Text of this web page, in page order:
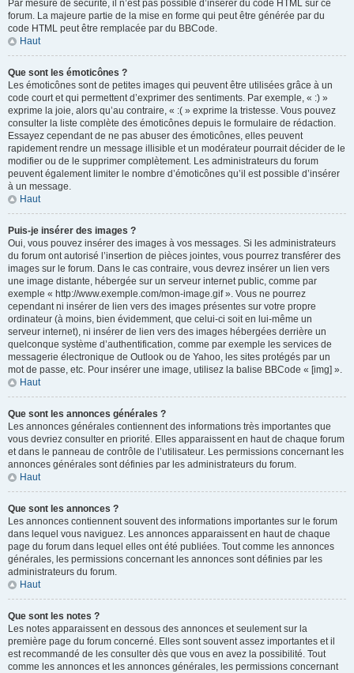
Par mesure de sécurité, il n’est pas possible d’insérer du code HTML sur ce
forum. La majeure partie de la mise en forme qui peut être générée par du
code HTML peut être remplacée par du BBCode.
Haut
Que sont les émoticônes ?
Les émoticônes sont de petites images qui peuvent être utilisées grâce à un
code court et qui permettent d’exprimer des sentiments. Par exemple, « :) »
exprime la joie, alors qu’au contraire, « :( » exprime la tristesse. Vous pouvez
consulter la liste complète des émoticônes depuis le formulaire de rédaction.
Essayez cependant de ne pas abuser des émoticônes, elles peuvent
rapidement rendre un message illisible et un modérateur pourrait décider de le
modifier ou de le supprimer complètement. Les administrateurs du forum
peuvent également limiter le nombre d’émoticônes qu’il est possible d’insérer
à un message.
Haut
Puis-je insérer des images ?
Oui, vous pouvez insérer des images à vos messages. Si les administrateurs
du forum ont autorisé l’insertion de pièces jointes, vous pourrez transférer des
images sur le forum. Dans le cas contraire, vous devrez insérer un lien vers
une image distante, hébergée sur un serveur internet public, comme par
exemple « http://www.exemple.com/mon-image.gif ». Vous ne pourrez
cependant ni insérer de lien vers des images présentes sur votre propre
ordinateur (à moins, bien évidemment, que celui-ci soit en lui-même un
serveur internet), ni insérer de lien vers des images hébergées derrière un
quelconque système d’authentification, comme par exemple les services de
messagerie électronique de Outlook ou de Yahoo, les sites protégés par un
mot de passe, etc. Pour insérer une image, utilisez la balise BBCode « [img] ».
Haut
Que sont les annonces générales ?
Les annonces générales contiennent des informations très importantes que
vous devriez consulter en priorité. Elles apparaissent en haut de chaque forum
et dans le panneau de contrôle de l’utilisateur. Les permissions concernant les
annonces générales sont définies par les administrateurs du forum.
Haut
Que sont les annonces ?
Les annonces contiennent souvent des informations importantes sur le forum
dans lequel vous naviguez. Les annonces apparaissent en haut de chaque
page du forum dans lequel elles ont été publiées. Tout comme les annonces
générales, les permissions concernant les annonces sont définies par les
administrateurs du forum.
Haut
Que sont les notes ?
Les notes apparaissent en dessous des annonces et seulement sur la
première page du forum concerné. Elles sont souvent assez importantes et il
est recommandé de les consulter dès que vous en avez la possibilité. Tout
comme les annonces et les annonces générales, les permissions concernant